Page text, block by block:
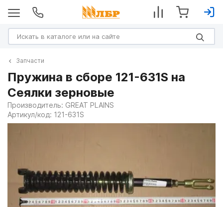
Запчасти
Пружина в сборе 121-631S на
Сеялки зерновые
Производитель: GREAT PLAINS
Артикул/код: 121-631S